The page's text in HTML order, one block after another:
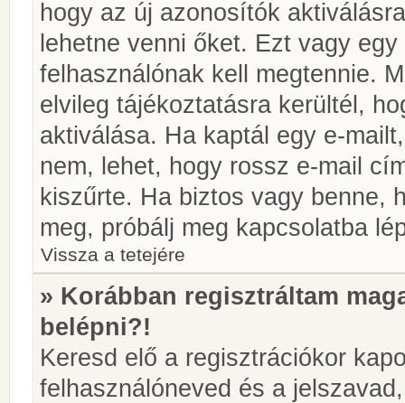
hogy az új azonosítók
lehetne venni őket. Ezt vagy
felhasználónak kell megtennie.
elvileg tájékoztatásra kerültél,
aktiválása. Ha kaptál egy e-
nem, lehet, hogy rossz e-mail
kiszűrte. Ha biztos vagy benne,
meg, próbálj meg kapcsolatba
Vissza a tetejére
» Korábban regisztráltam
belépni?!
Keresd elő a regisztrációkor
felhasználóneved és a